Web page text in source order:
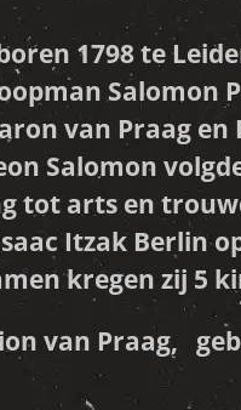
1798 te
Salomon
van Praag en
Salomon
tot arts en
Itzak Berlin
kregen zij 5
van Praag,